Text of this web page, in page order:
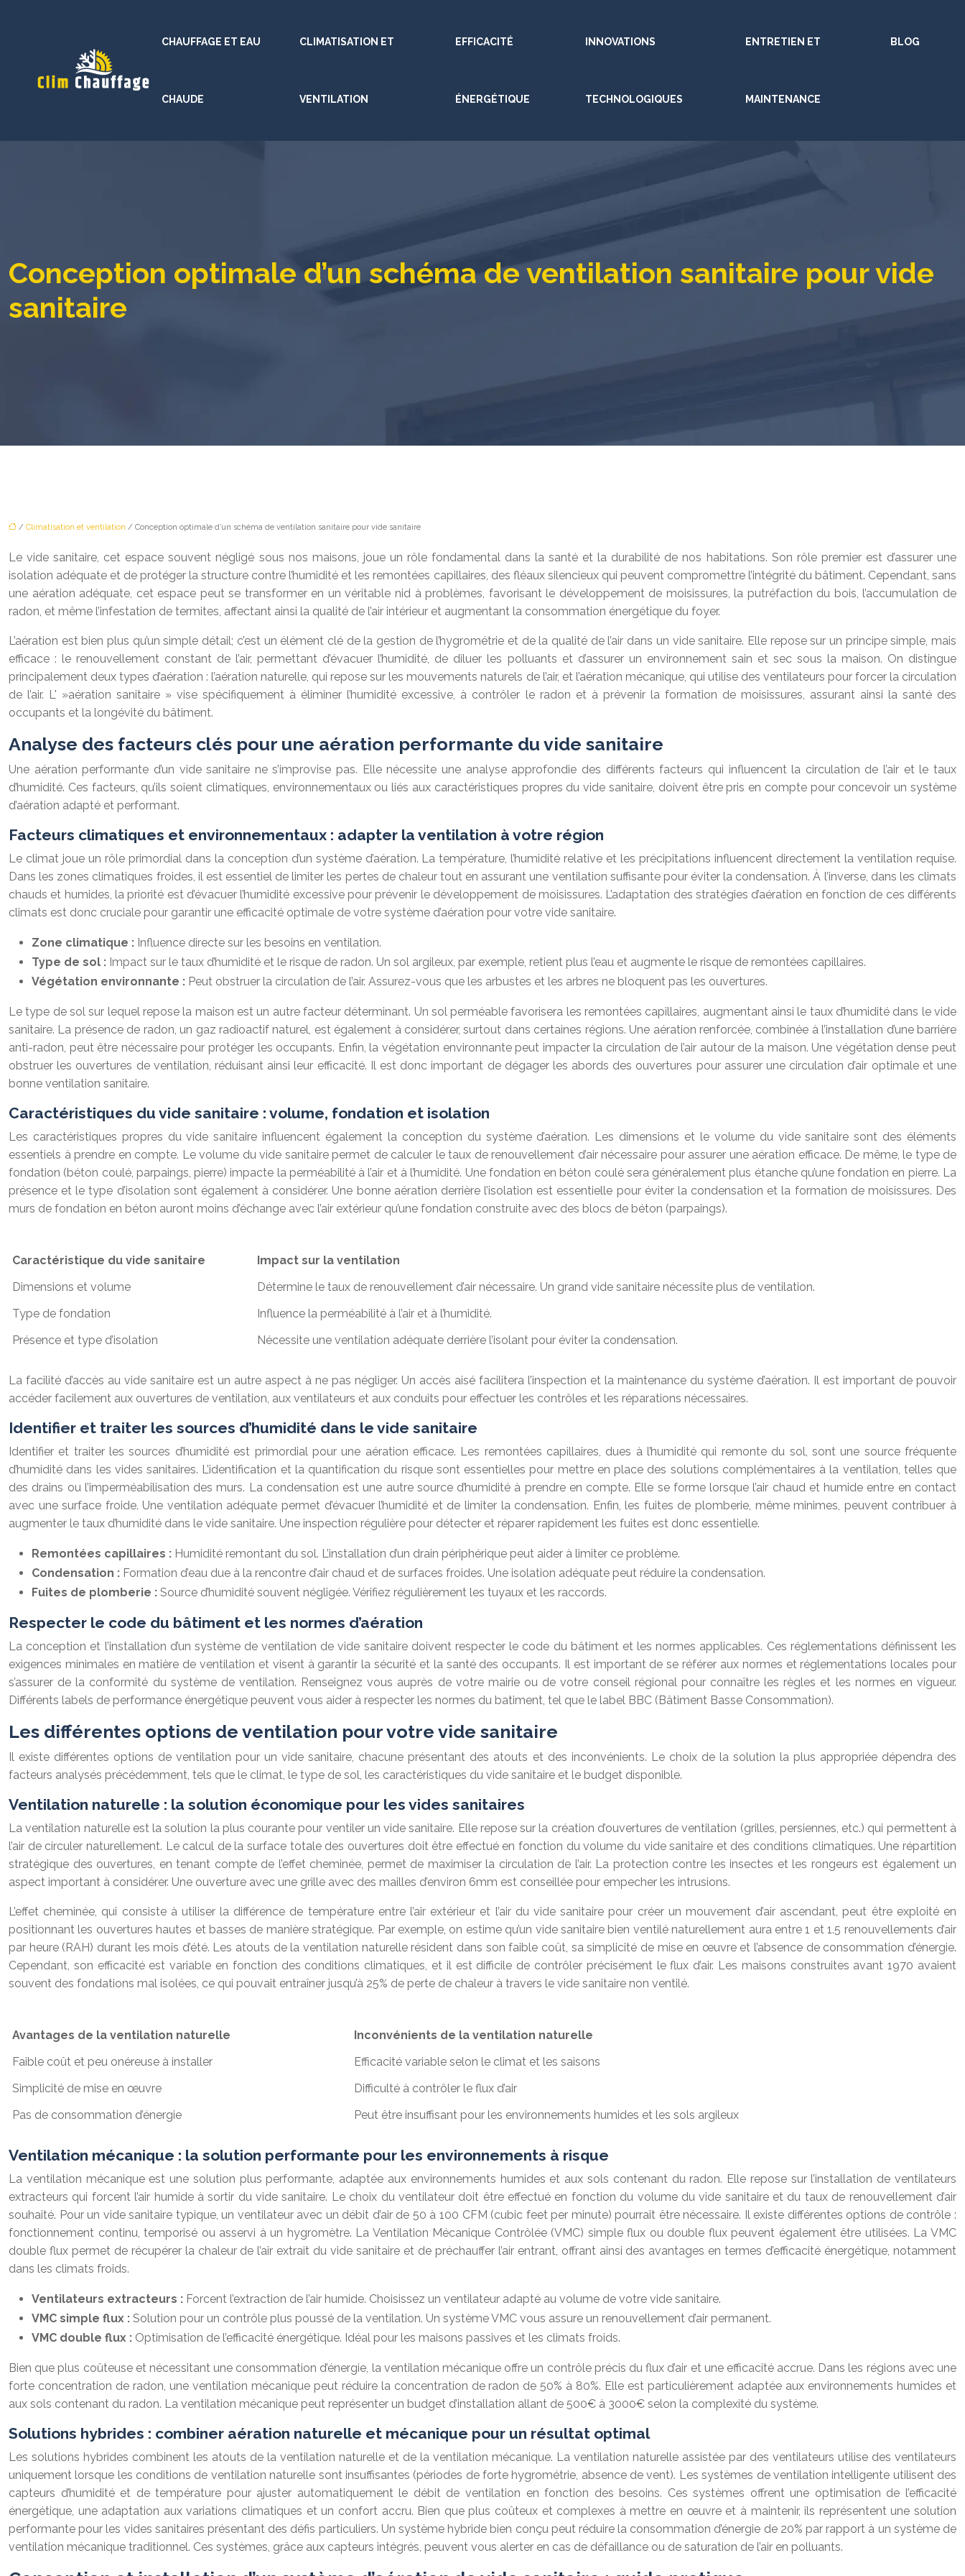
CHAUFFAGE ET EAU
CHAUDE
CLIMATISATION ET
VENTILATION
EFFICACITÉ
ÉNERGÉTIQUE
INNOVATIONS
TECHNOLOGIQUES
ENTRETIEN ET
MAINTENANCE
BLOG
Conception optimale d’un schéma de ventilation sanitaire pour vide
sanitaire
/ Climatisation et ventilation / Conception optimale d’un schéma de ventilation sanitaire pour vide sanitaire
Le vide sanitaire, cet espace souvent négligé sous nos maisons, joue un rôle fondamental dans la santé et la durabilité de nos habitations. Son rôle premier est d’assurer une
isolation adéquate et de protéger la structure contre l’humidité et les remontées capillaires, des fléaux silencieux qui peuvent compromettre l’intégrité du bâtiment. Cependant, sans
une aération adéquate, cet espace peut se transformer en un véritable nid à problèmes, favorisant le développement de moisissures, la putréfaction du bois, l’accumulation de
radon, et même l’infestation de termites, affectant ainsi la qualité de l’air intérieur et augmentant la consommation énergétique du foyer.
L’aération est bien plus qu’un simple détail; c’est un élément clé de la gestion de l’hygrométrie et de la qualité de l’air dans un vide sanitaire. Elle repose sur un principe simple, mais
efficace : le renouvellement constant de l’air, permettant d’évacuer l’humidité, de diluer les polluants et d’assurer un environnement sain et sec sous la maison. On distingue
principalement deux types d’aération : l’aération naturelle, qui repose sur les mouvements naturels de l’air, et l’aération mécanique, qui utilise des ventilateurs pour forcer la circulation
de l’air. L' »aération sanitaire » vise spécifiquement à éliminer l’humidité excessive, à contrôler le radon et à prévenir la formation de moisissures, assurant ainsi la santé des
occupants et la longévité du bâtiment.
Analyse des facteurs clés pour une aération performante du vide sanitaire
Une aération performante d’un vide sanitaire ne s’improvise pas. Elle nécessite une analyse approfondie des différents facteurs qui influencent la circulation de l’air et le taux
d’humidité. Ces facteurs, qu’ils soient climatiques, environnementaux ou liés aux caractéristiques propres du vide sanitaire, doivent être pris en compte pour concevoir un système
d’aération adapté et performant.
Facteurs climatiques et environnementaux : adapter la ventilation à votre région
Le climat joue un rôle primordial dans la conception d’un système d’aération. La température, l’humidité relative et les précipitations influencent directement la ventilation requise.
Dans les zones climatiques froides, il est essentiel de limiter les pertes de chaleur tout en assurant une ventilation suffisante pour éviter la condensation. À l’inverse, dans les climats
chauds et humides, la priorité est d’évacuer l’humidité excessive pour prévenir le développement de moisissures. L’adaptation des stratégies d’aération en fonction de ces différents
climats est donc cruciale pour garantir une efficacité optimale de votre système d’aération pour votre vide sanitaire.
Zone climatique : Influence directe sur les besoins en ventilation.
Type de sol : Impact sur le taux d’humidité et le risque de radon. Un sol argileux, par exemple, retient plus l’eau et augmente le risque de remontées capillaires.
Végétation environnante : Peut obstruer la circulation de l’air. Assurez-vous que les arbustes et les arbres ne bloquent pas les ouvertures.
Le type de sol sur lequel repose la maison est un autre facteur déterminant. Un sol perméable favorisera les remontées capillaires, augmentant ainsi le taux d’humidité dans le vide
sanitaire. La présence de radon, un gaz radioactif naturel, est également à considérer, surtout dans certaines régions. Une aération renforcée, combinée à l’installation d’une barrière
anti-radon, peut être nécessaire pour protéger les occupants. Enfin, la végétation environnante peut impacter la circulation de l’air autour de la maison. Une végétation dense peut
obstruer les ouvertures de ventilation, réduisant ainsi leur efficacité. Il est donc important de dégager les abords des ouvertures pour assurer une circulation d’air optimale et une
bonne ventilation sanitaire.
Caractéristiques du vide sanitaire : volume, fondation et isolation
Les caractéristiques propres du vide sanitaire influencent également la conception du système d’aération. Les dimensions et le volume du vide sanitaire sont des éléments
essentiels à prendre en compte. Le volume du vide sanitaire permet de calculer le taux de renouvellement d’air nécessaire pour assurer une aération efficace. De même, le type de
fondation (béton coulé, parpaings, pierre) impacte la perméabilité à l’air et à l’humidité. Une fondation en béton coulé sera généralement plus étanche qu’une fondation en pierre. La
présence et le type d’isolation sont également à considérer. Une bonne aération derrière l’isolation est essentielle pour éviter la condensation et la formation de moisissures. Des
murs de fondation en béton auront moins d’échange avec l’air extérieur qu’une fondation construite avec des blocs de béton (parpaings).
Caractéristique du vide sanitaire
Impact sur la ventilation
Dimensions et volume
Détermine le taux de renouvellement d’air nécessaire. Un grand vide sanitaire nécessite plus de ventilation.
Type de fondation
Influence la perméabilité à l’air et à l’humidité.
Présence et type d’isolation
Nécessite une ventilation adéquate derrière l’isolant pour éviter la condensation.
La facilité d’accès au vide sanitaire est un autre aspect à ne pas négliger. Un accès aisé facilitera l’inspection et la maintenance du système d’aération. Il est important de pouvoir
accéder facilement aux ouvertures de ventilation, aux ventilateurs et aux conduits pour effectuer les contrôles et les réparations nécessaires.
Identifier et traiter les sources d’humidité dans le vide sanitaire
Identifier et traiter les sources d’humidité est primordial pour une aération efficace. Les remontées capillaires, dues à l’humidité qui remonte du sol, sont une source fréquente
d’humidité dans les vides sanitaires. L’identification et la quantification du risque sont essentielles pour mettre en place des solutions complémentaires à la ventilation, telles que
des drains ou l’imperméabilisation des murs. La condensation est une autre source d’humidité à prendre en compte. Elle se forme lorsque l’air chaud et humide entre en contact
avec une surface froide. Une ventilation adéquate permet d’évacuer l’humidité et de limiter la condensation. Enfin, les fuites de plomberie, même minimes, peuvent contribuer à
augmenter le taux d’humidité dans le vide sanitaire. Une inspection régulière pour détecter et réparer rapidement les fuites est donc essentielle.
Remontées capillaires : Humidité remontant du sol. L’installation d’un drain périphérique peut aider à limiter ce problème.
Condensation : Formation d’eau due à la rencontre d’air chaud et de surfaces froides. Une isolation adéquate peut réduire la condensation.
Fuites de plomberie : Source d’humidité souvent négligée. Vérifiez régulièrement les tuyaux et les raccords.
Respecter le code du bâtiment et les normes d’aération
La conception et l’installation d’un système de ventilation de vide sanitaire doivent respecter le code du bâtiment et les normes applicables. Ces réglementations définissent les
exigences minimales en matière de ventilation et visent à garantir la sécurité et la santé des occupants. Il est important de se référer aux normes et réglementations locales pour
s’assurer de la conformité du système de ventilation. Renseignez vous auprès de votre mairie ou de votre conseil régional pour connaître les règles et les normes en vigueur.
Différents labels de performance énergétique peuvent vous aider à respecter les normes du batiment, tel que le label BBC (Bâtiment Basse Consommation).
Les différentes options de ventilation pour votre vide sanitaire
Il existe différentes options de ventilation pour un vide sanitaire, chacune présentant des atouts et des inconvénients. Le choix de la solution la plus appropriée dépendra des
facteurs analysés précédemment, tels que le climat, le type de sol, les caractéristiques du vide sanitaire et le budget disponible.
Ventilation naturelle : la solution économique pour les vides sanitaires
La ventilation naturelle est la solution la plus courante pour ventiler un vide sanitaire. Elle repose sur la création d’ouvertures de ventilation (grilles, persiennes, etc.) qui permettent à
l’air de circuler naturellement. Le calcul de la surface totale des ouvertures doit être effectué en fonction du volume du vide sanitaire et des conditions climatiques. Une répartition
stratégique des ouvertures, en tenant compte de l’effet cheminée, permet de maximiser la circulation de l’air. La protection contre les insectes et les rongeurs est également un
aspect important à considérer. Une ouverture avec une grille avec des mailles d’environ 6mm est conseillée pour empecher les intrusions.
L’effet cheminée, qui consiste à utiliser la différence de température entre l’air extérieur et l’air du vide sanitaire pour créer un mouvement d’air ascendant, peut être exploité en
positionnant les ouvertures hautes et basses de manière stratégique. Par exemple, on estime qu’un vide sanitaire bien ventilé naturellement aura entre 1 et 1.5 renouvellements d’air
par heure (RAH) durant les mois d’été. Les atouts de la ventilation naturelle résident dans son faible coût, sa simplicité de mise en œuvre et l’absence de consommation d’énergie.
Cependant, son efficacité est variable en fonction des conditions climatiques, et il est difficile de contrôler précisément le flux d’air. Les maisons construites avant 1970 avaient
souvent des fondations mal isolées, ce qui pouvait entraîner jusqu’à 25% de perte de chaleur à travers le vide sanitaire non ventilé.
Avantages de la ventilation naturelle
Inconvénients de la ventilation naturelle
Faible coût et peu onéreuse à installer
Efficacité variable selon le climat et les saisons
Simplicité de mise en œuvre
Difficulté à contrôler le flux d’air
Pas de consommation d’énergie
Peut être insuffisant pour les environnements humides et les sols argileux
Ventilation mécanique : la solution performante pour les environnements à risque
La ventilation mécanique est une solution plus performante, adaptée aux environnements humides et aux sols contenant du radon. Elle repose sur l’installation de ventilateurs
extracteurs qui forcent l’air humide à sortir du vide sanitaire. Le choix du ventilateur doit être effectué en fonction du volume du vide sanitaire et du taux de renouvellement d’air
souhaité. Pour un vide sanitaire typique, un ventilateur avec un débit d’air de 50 à 100 CFM (cubic feet per minute) pourrait être nécessaire. Il existe différentes options de contrôle :
fonctionnement continu, temporisé ou asservi à un hygromètre. La Ventilation Mécanique Contrôlée (VMC) simple flux ou double flux peuvent également être utilisées. La VMC
double flux permet de récupérer la chaleur de l’air extrait du vide sanitaire et de préchauffer l’air entrant, offrant ainsi des avantages en termes d’efficacité énergétique, notamment
dans les climats froids.
Ventilateurs extracteurs : Forcent l’extraction de l’air humide. Choisissez un ventilateur adapté au volume de votre vide sanitaire.
VMC simple flux : Solution pour un contrôle plus poussé de la ventilation. Un système VMC vous assure un renouvellement d’air permanent.
VMC double flux : Optimisation de l’efficacité énergétique. Idéal pour les maisons passives et les climats froids.
Bien que plus coûteuse et nécessitant une consommation d’énergie, la ventilation mécanique offre un contrôle précis du flux d’air et une efficacité accrue. Dans les régions avec une
forte concentration de radon, une ventilation mécanique peut réduire la concentration de radon de 50% à 80%. Elle est particulièrement adaptée aux environnements humides et
aux sols contenant du radon. La ventilation mécanique peut représenter un budget d’installation allant de 500€ à 3000€ selon la complexité du système.
Solutions hybrides : combiner aération naturelle et mécanique pour un résultat optimal
Les solutions hybrides combinent les atouts de la ventilation naturelle et de la ventilation mécanique. La ventilation naturelle assistée par des ventilateurs utilise des ventilateurs
uniquement lorsque les conditions de ventilation naturelle sont insuffisantes (périodes de forte hygrométrie, absence de vent). Les systèmes de ventilation intelligente utilisent des
capteurs d’humidité et de température pour ajuster automatiquement le débit de ventilation en fonction des besoins. Ces systèmes offrent une optimisation de l’efficacité
énergétique, une adaptation aux variations climatiques et un confort accru. Bien que plus coûteux et complexes à mettre en œuvre et à maintenir, ils représentent une solution
performante pour les vides sanitaires présentant des défis particuliers. Un système hybride bien conçu peut réduire la consommation d’énergie de 20% par rapport à un système de
ventilation mécanique traditionnel. Ces systèmes, grâce aux capteurs intégrés, peuvent vous alerter en cas de défaillance ou de saturation de l’air en polluants.